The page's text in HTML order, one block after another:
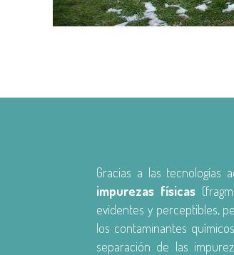
Gracias a las tecnologías
impurezas físicas
evidentes y perceptibles,
los contaminantes
separación de las